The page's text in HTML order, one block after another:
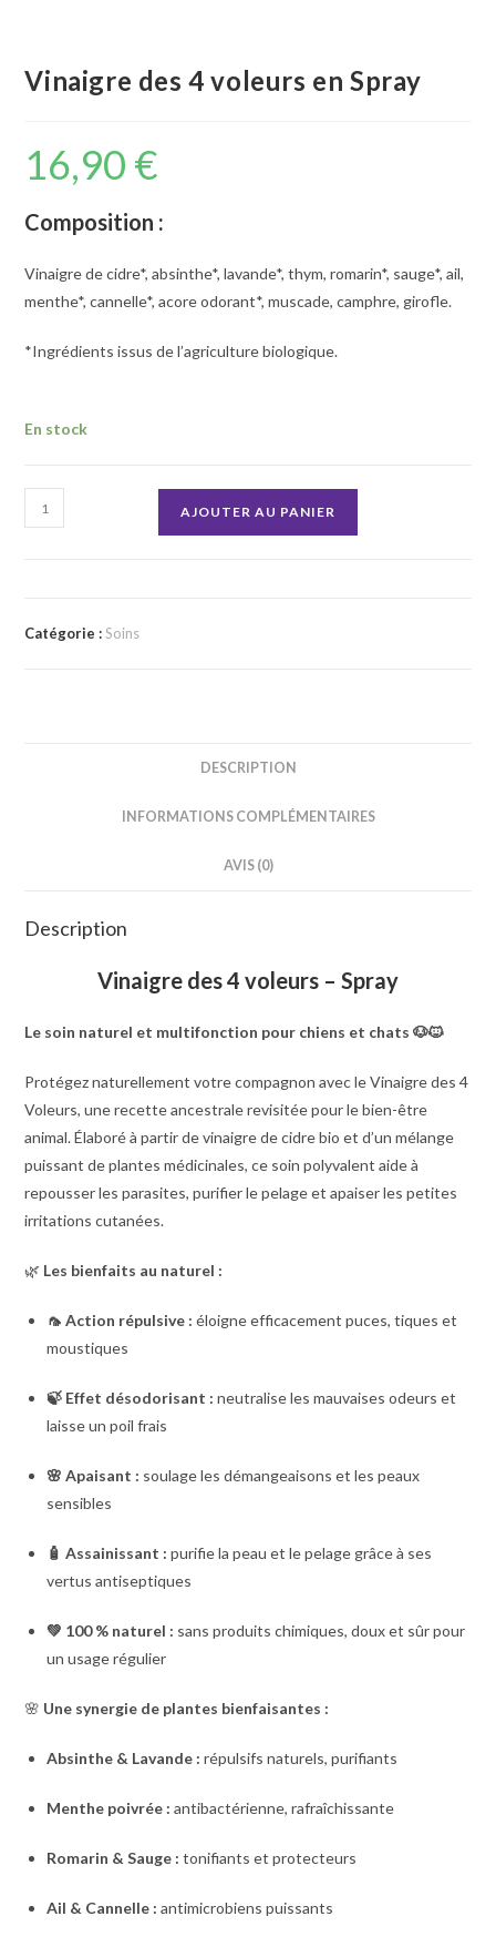
Vinaigre des 4 voleurs en Spray
16,90 €
Composition :
Vinaigre de cidre*, absinthe*, lavande*, thym, romarin*, sauge*, ail,
menthe*, cannelle*, acore odorant*, muscade, camphre, girofle.
*Ingrédients issus de l’agriculture biologique.
En stock
quantité
de
voleurs
AJOUTER AU PANIER
Catégorie :Soins
DESCRIPTION
INFORMATIONS COMPLÉMENTAIRES
AVIS (0)
Description
Vinaigre des 4 voleurs – Spray
Le soin naturel et multifonction pour chiens et chats 🐶🐱
Protégez naturellement votre compagnon avec le Vinaigre des 4
Voleurs, une recette ancestrale revisitée pour le bien-être
animal. Élaboré à partir de vinaigre de cidre bio et d’un mélange
puissant de plantes médicinales, ce soin polyvalent aide à
repousser les parasites, purifier le pelage et apaiser les petites
irritations cutanées.
🌿 Les bienfaits au naturel :
🦟 Action répulsive : éloigne efficacement puces, tiques et
moustiques
🍃 Effet désodorisant : neutralise les mauvaises odeurs et
laisse un poil frais
🌸 Apaisant : soulage les démangeaisons et les peaux
sensibles
🧴 Assainissant : purifie la peau et le pelage grâce à ses
vertus antiseptiques
💚 100 % naturel : sans produits chimiques, doux et sûr pour
un usage régulier
🌸 Une synergie de plantes bienfaisantes :
Absinthe & Lavande : répulsifs naturels, purifiants
Menthe poivrée : antibactérienne, rafraîchissante
Romarin & Sauge : tonifiants et protecteurs
Ail & Cannelle : antimicrobiens puissants